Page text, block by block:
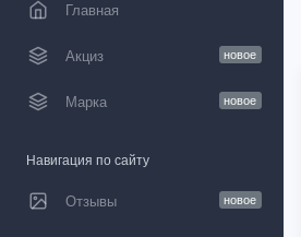
Главная
Акциз новое
Марка новое
Навигация по сайту
Отзывы новое